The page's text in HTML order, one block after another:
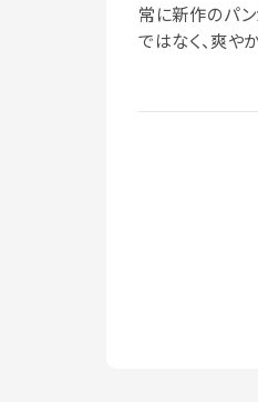
常に新作のパン
ではなく、爽や